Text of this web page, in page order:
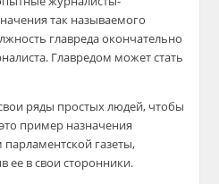
так называемого
главреда окончательно
Главредом может стать
ряды простых людей, чтобы
пример назначения
газеты,
ее в свои сторонники.